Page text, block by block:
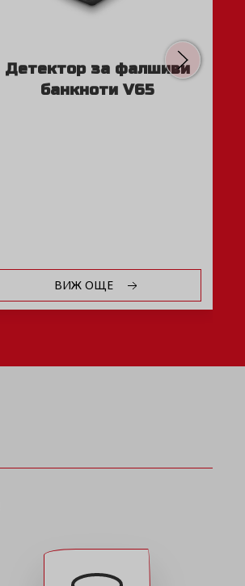
Детектор за фалшиви
банкноти V65
ВИЖ ОЩЕ